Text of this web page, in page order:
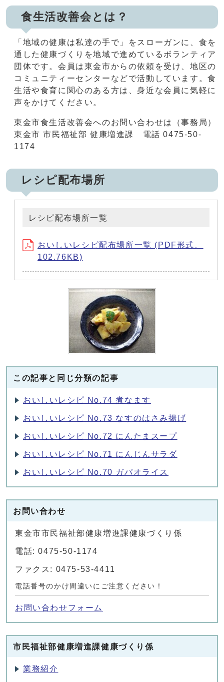
食生活改善会とは？
「地域の健康は私達の手で」をスローガンに、食を
通した健康づくりを地域で進めているボランティア
団体です。会員は東金市からの依頼を受け、地区の
コミュニティーセンターなどで活動しています。食
生活や食育に関心のある方は、身近な会員に気軽に
声をかけてください。
東金市食生活改善会へのお問い合わせは（事務局）
東金市 市民福祉部 健康増進課 電話 0475-50-
1174
レシピ配布場所
レシピ配布場所一覧
おいしいレシピ配布場所一覧 (PDF形式、
102.76KB)
この記事と同じ分類の記事
おいしいレシピ No.74 煮なます
おいしいレシピ No.73 なすのはさみ揚げ
おいしいレシピ No.72 にんたまスープ
おいしいレシピ No.71 にんじんサラダ
おいしいレシピ No.70 ガパオライス
お問い合わせ
東金市市民福祉部健康増進課健康づくり係
電話: 0475-50-1174
ファクス: 0475-53-4411
電話番号のかけ間違いにご注意ください！
お問い合わせフォーム
市民福祉部健康増進課健康づくり係
業務紹介